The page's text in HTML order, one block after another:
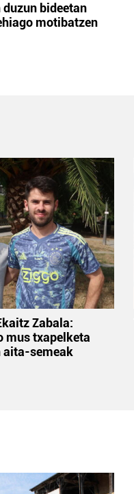
duzun bideetan
motibatzen
Zabala:
mus txapelketa
aita-semeak